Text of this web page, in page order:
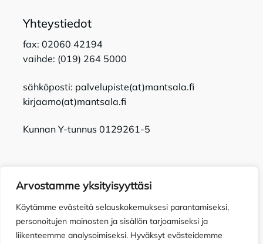
Arvostamme yksityisyyttäsi
Käytämme evästeitä selauskokemuksesi parantamiseksi,
personoitujen mainosten ja sisällön tarjoamiseksi ja
liikenteemme analysoimiseksi. Hyväksyt evästeidemme
Yhteystiedot
fax: 02060 42194
vaihde: (019) 264 5000
sähköposti: palvelupiste(at)mantsala.fi
kirjaamo(at)mantsala.fi
Kunnan Y-tunnus 0129261-5
TietosuojaselosteToimitusehdotSaavutettavuusseloste